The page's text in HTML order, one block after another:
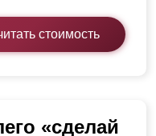
стоимость
«сделай